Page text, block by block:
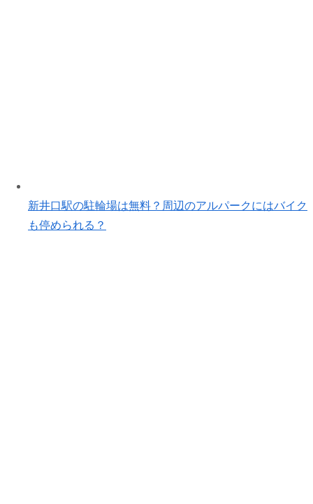
新井口駅の駐輪場は無料？周辺のアルパークにはバイク
も停められる？